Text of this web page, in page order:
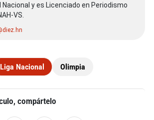
y es Licenciado en Periodismo
VS.
Liga Nacional Olimpia
compártelo